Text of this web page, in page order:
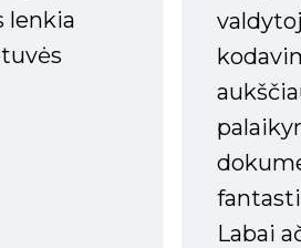
lenkia
Labai